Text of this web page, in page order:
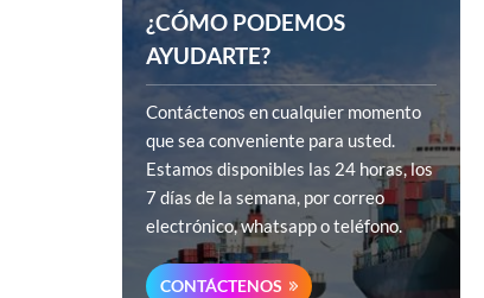
¿CÓMO PODEMOS
AYUDARTE?
Contáctenos en cualquier momento
que sea conveniente para usted.
Estamos disponibles las 24 horas, los
7 días de la semana, por correo
electrónico, whatsapp o teléfono.
CONTÁCTENOS